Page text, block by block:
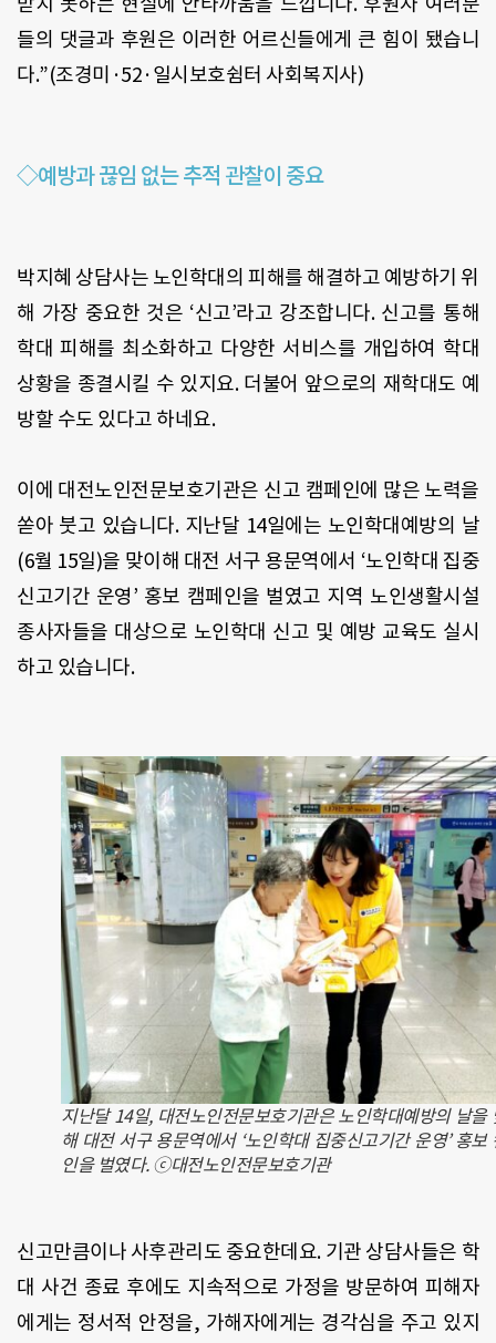
들의 댓글과 후원은 이러한 어르신들에게 큰 힘이 됐습니
다.”(조경미·52·일시보호쉼터 사회복지사)
◇예방과 끊임 없는 추적 관찰이 중요
박지혜 상담사는 노인학대의 피해를 해결하고 예방하기 위
해 가장 중요한 것은 ‘신고’라고 강조합니다. 신고를 통해
학대 피해를 최소화하고 다양한 서비스를 개입하여 학대
상황을 종결시킬 수 있지요. 더불어 앞으로의 재학대도 예
방할 수도 있다고 하네요.
이에 대전노인전문보호기관은 신고 캠페인에 많은 노력을
쏟아 붓고 있습니다. 지난달 14일에는 노인학대예방의 날
(6월 15일)을 맞이해 대전 서구 용문역에서 ‘노인학대 집중
신고기간 운영’ 홍보 캠페인을 벌였고 지역 노인생활시설
종사자들을 대상으로 노인학대 신고 및 예방 교육도 실시
하고 있습니다.
지난달 14일, 대전노인전문보호기관은 노인학대예방의 날을
해 대전 서구 용문역에서 ‘노인학대 집중신고기간 운영’ 홍보
인을 벌였다. ⓒ대전노인전문보호기관
신고만큼이나 사후관리도 중요한데요. 기관 상담사들은 학
대 사건 종료 후에도 지속적으로 가정을 방문하여 피해자
에게는 정서적 안정을, 가해자에게는 경각심을 주고 있지